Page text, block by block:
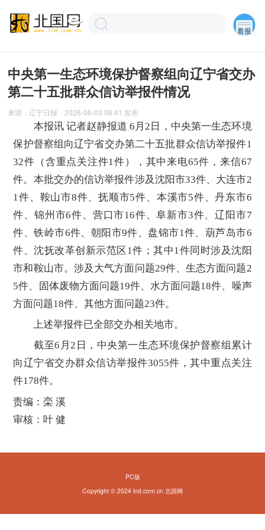
中央第一生态环境保护督察组向辽宁省交办
第二十五批群众信访举报件情况
来源：辽宁日报 2026-06-03 08:41 发布
本报讯 记者赵静报道 6月2日，中央第一生态环境
保护督察组向辽宁省交办第二十五批群众信访举报件1
32件（含重点关注件1件），其中来电65件，来信67
件。本批交办的信访举报件涉及沈阳市33件、大连市2
1件、鞍山市8件、抚顺市5件、本溪市5件、丹东市6
件、锦州市6件、营口市16件、阜新市3件、辽阳市7
件、铁岭市6件、朝阳市9件、盘锦市1件、葫芦岛市6
件、沈抚改革创新示范区1件；其中1件同时涉及沈阳
市和鞍山市。涉及大气方面问题29件、生态方面问题2
5件、固体废物方面问题19件、水方面问题18件、噪声
方面问题18件、其他方面问题23件。
上述举报件已全部交办相关地市。
截至6月2日，中央第一生态环境保护督察组累计
向辽宁省交办群众信访举报件3055件，其中重点关注
件178件。
责编：栾 溪
审核：叶 健
PC版
Copyright © 2024 lnd.com.cn 北国网